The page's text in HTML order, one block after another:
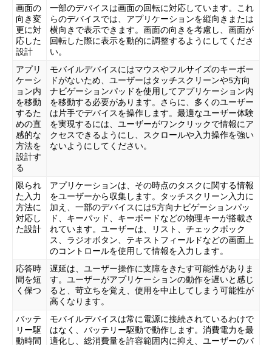
画面の
向き変
更に対
応した
設計
一部のデバイスは画面の回転に対応しています。これ
らのデバイスでは、アプリケーションを縦向きまたは
横向きで表示できます。画面の向きを考慮し、画面が
回転した際に表示を動的に調整するようにしてくださ
い。
アプリ
ケーシ
ョン内
を移動
するた
めの直
感的な
方法を
設計す
る
モバイルデバイスにはマウスやフルサイズのキーボー
ドがないため、ユーザーはタッチスクリーンや5方向
ナビゲーションパッドを使用してアプリケーション内
を移動する必要があります。さらに、多くのユーザー
は片手でデバイスを操作します。最適なユーザー体験
を実現するには、ユーザーがワンクリックで情報にア
クセスできるようにし、スクロールや入力操作を強い
ないようにしてください。
限られ
た入力
方法に
対応し
た設計
アプリケーションは、その時点のタスクに関する情報
をユーザーから収集します。タッチスクリーン入力に
加え、一部のデバイスには5方向ナビゲーションパッ
ド、キーパッド、キーボードなどの物理キーが搭載さ
れています。ユーザーは、リスト、チェックボック
ス、ラジオボタン、テキストフィールドなどの画面上
のコントロールを使用して情報を入力します。
応答時
間を短
く保つ
遅延は、ユーザー操作に支障をきたす可能性がありま
す。ユーザーがアプリケーションの動作を遅いと感じ
ると、苛立ちを覚え、使用を中止してしまう可能性が
高くなります。
バッテ
リー駆
動時間
モバイルデバイスは常に電源に接続されているわけで
はなく、バッテリー駆動で動作します。消費電力を最
適化し、総消費量を許容範囲内に抑え、ユーザーのバ